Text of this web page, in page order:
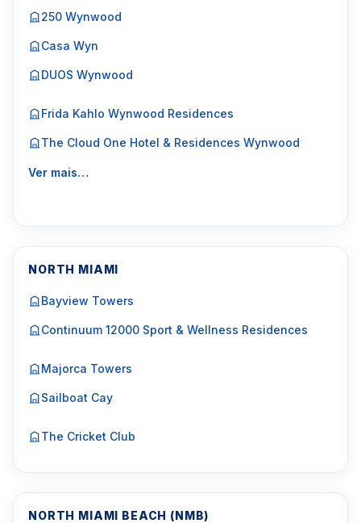
250 Wynwood
Casa Wyn
DUOS Wynwood
Frida Kahlo Wynwood Residences
The Cloud One Hotel & Residences Wynwood
Ver mais…
NORTH MIAMI
Bayview Towers
Continuum 12000 Sport & Wellness Residences
Majorca Towers
Sailboat Cay
The Cricket Club
NORTH MIAMI BEACH (NMB)